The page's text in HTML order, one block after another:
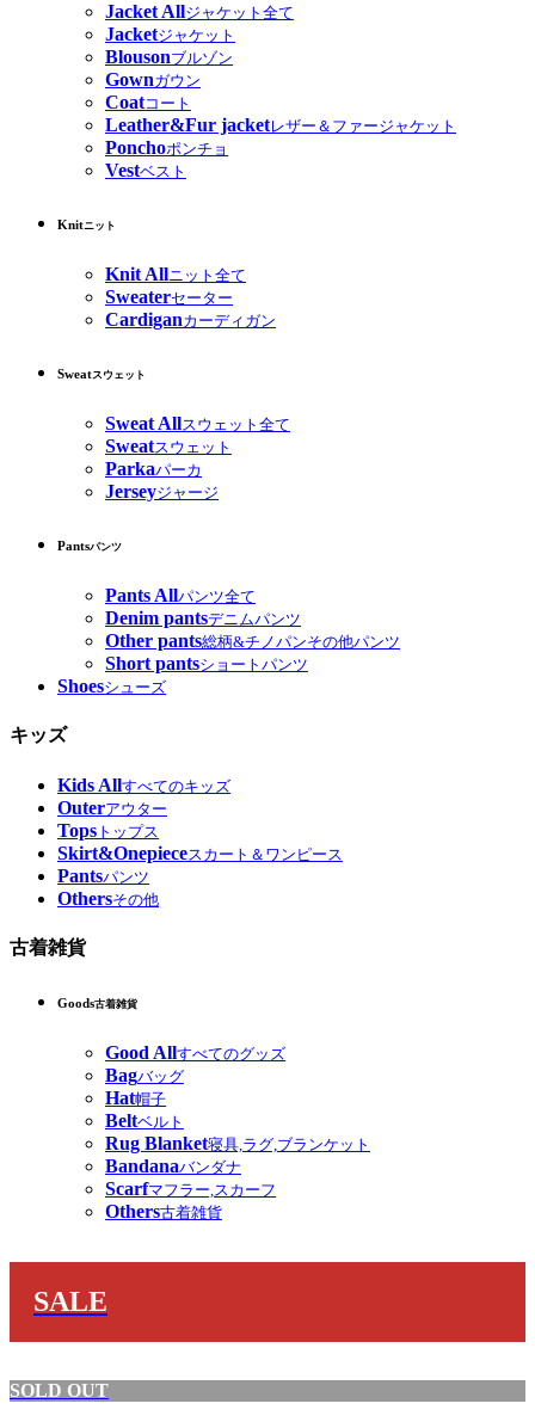
Jacket Allジャケット全て
Jacketジャケット
Blousonブルゾン
Gownガウン
Coatコート
Leather&Fur jacketレザー＆ファージャケット
Ponchoポンチョ
Vestベスト
Knitニット
Knit Allニット全て
Sweaterセーター
Cardiganカーディガン
Sweatスウェット
Sweat Allスウェット全て
Sweatスウェット
Parkaパーカ
Jerseyジャージ
Pantsパンツ
Pants Allパンツ全て
Denim pantsデニムパンツ
Other pants総柄&チノパンその他パンツ
Short pantsショートパンツ
Shoesシューズ
キッズ
Kids Allすべてのキッズ
Outerアウター
Tops トップス
Skirt&Onepieceスカート＆ワンピース
Pantsパンツ
Othersその他
古着雑貨
Goods古着雑貨
Good Allすべてのグッズ
Bagバッグ
Hat帽子
Beltベルト
Rug Blanket寝具,ラグ,ブランケット
Bandanaバンダナ
Scarfマフラー,スカーフ
Others古着雑貨
SALE
SOLD OUT